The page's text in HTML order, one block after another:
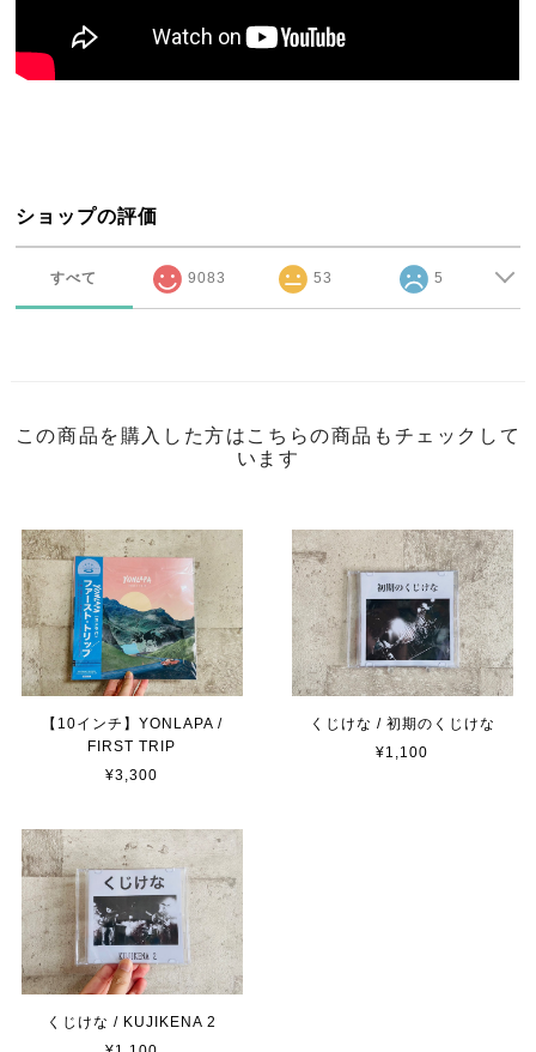
ショップの評価
すべて 9083 53 5
この商品を購入した方はこちらの商品もチェックして
います
【10インチ】YONLAPA /
FIRST TRIP
¥3,300
くじけな / 初期のくじけな
¥1,100
くじけな / KUJIKENA 2